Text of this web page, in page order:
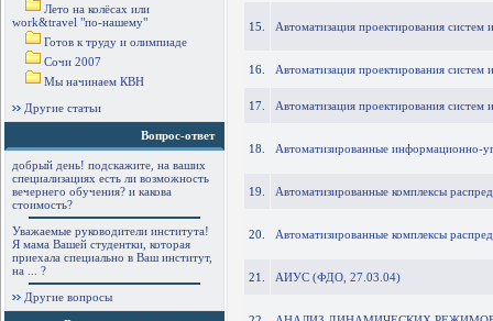
Лето на колёсах или
work&travel "по-нашему"
Готов к труду и олимпиаде
Сочи 2007
Мы начинаем КВН
Другие статьи
Вопрос-ответ
добрый день! подскажите, на ваших
специализациях есть ли возможность
вечернего обучения? и какова
стоимость?
Уважаемые руководители института!
Я мама Вашей студентки, которая
приехала специально в Ваш институт,
на ... ?
Другие вопросы
15. Автоматизация проектирования систем
16. Автоматизация проектирования систем
17. Автоматизация проектирования систем
18. Автоматизированные информационно-
19. Автоматизированные комплексы
20. Автоматизированные комплексы
21. АИУС (ФДО, 27.03.04)